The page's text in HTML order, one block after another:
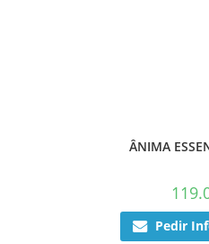
ÂNIMA
Pedir